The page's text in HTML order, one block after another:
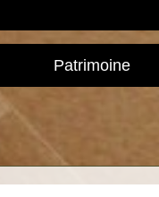
Patrimoine